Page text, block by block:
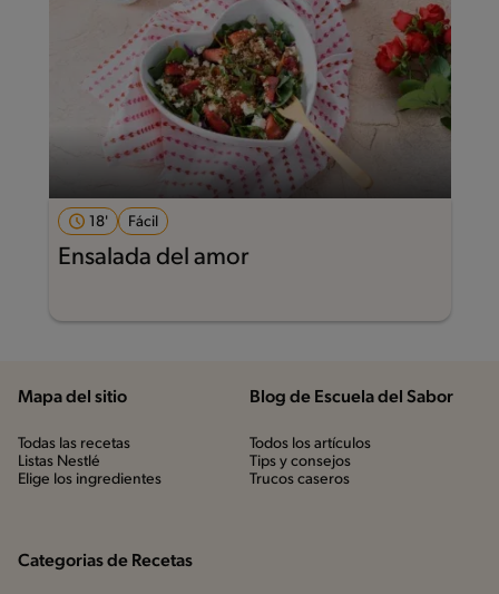
18' Fácil
Ensalada del amor
Mapa del sitio
Todas las recetas
Listas Nestlé
Elige los ingredientes
Blog de Escuela del Sabor
Todos los artículos
Tips y consejos
Trucos caseros
Categorias de Recetas